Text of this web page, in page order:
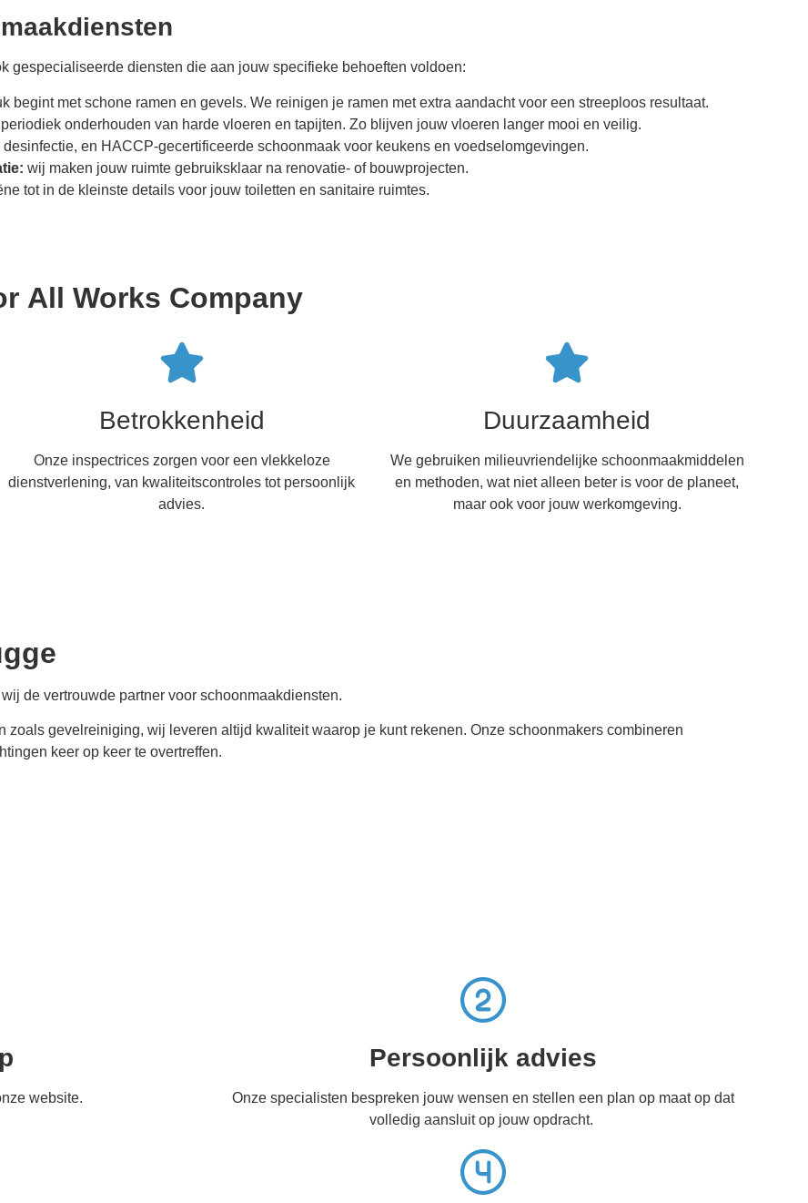
gespecialiseerde diensten die aan jouw specifieke behoeften voldoen:
begint met schone ramen en gevels. We reinigen je ramen met extra aandacht voor een streeploos resultaat.
onderhouden van harde vloeren en tapijten. Zo blijven jouw vloeren langer mooi en veilig.
en HACCP-gecertificeerde schoonmaak voor keukens en voedselomgevingen.
wij maken jouw ruimte gebruiksklaar na renovatie- of bouwprojecten.
tot in de kleinste details voor jouw toiletten en sanitaire ruimtes.
All Works Company
Betrokkenheid
Onze inspectrices zorgen voor een vlekkeloze
dienstverlening, van kwaliteitscontroles tot persoonlijk
advies.
Duurzaamheid
We gebruiken milieuvriendelijke schoonmaakmiddelen
en methoden, wat niet alleen beter is voor de planeet,
maar ook voor jouw werkomgeving.
de vertrouwde partner voor schoonmaakdiensten.
zoals gevelreiniging, wij leveren altijd kwaliteit waarop je kunt rekenen. Onze schoonmakers combineren
keer op keer te overtreffen.
website.
Persoonlijk advies
Onze specialisten bespreken jouw wensen en stellen een plan op maat op dat
volledig aansluit op jouw opdracht.